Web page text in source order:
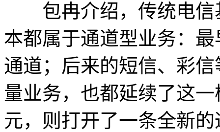
包冉介绍，传统电信
本都属于通道型业务：
通道；后来的短信、彩
量业务，也都延续了这
元，则打开了一条全新